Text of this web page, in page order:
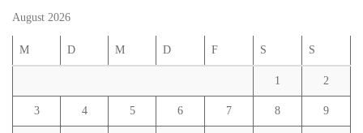
August 2026
M D M D F S S
1 2
3 4 5 6 7 8 9